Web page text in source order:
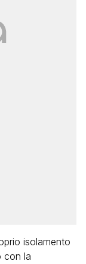
isolamento
con la